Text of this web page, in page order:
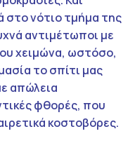
στο νότιο τμήμα της
αντιμέτωποι με
χειμώνα, ωστόσο,
το σπίτι μας
απώλεια
φθορές, που
κοστοβόρες.